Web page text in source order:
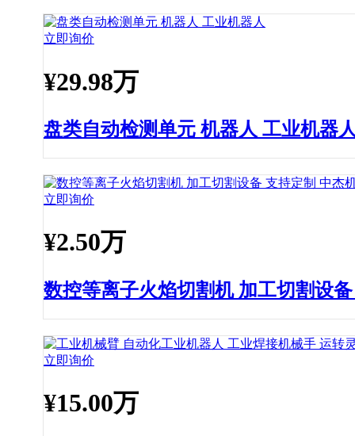
立即询价
¥29.98万
盘类自动检测单元 机器人 工业机器
立即询价
¥2.50万
数控等离子火焰切割机 加工切割设
立即询价
¥15.00万